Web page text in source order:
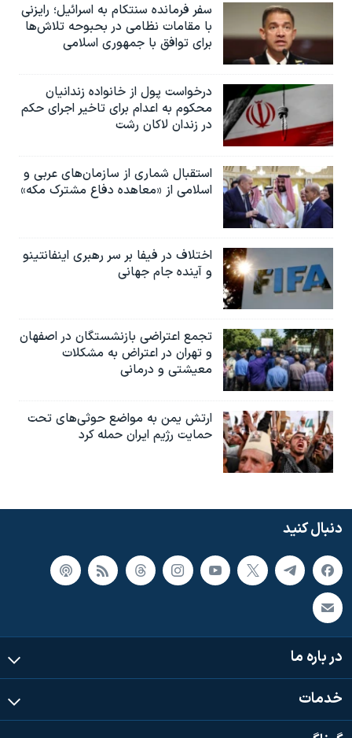
سفر فرمانده سنتکام به اسرائیل؛ رایزنی
با مقامات نظامی در بحبوحه تلاش‌ها
برای توافق با جمهوری اسلامی
درخواست پول از خانواده زندانیان
محکوم به‌ اعدام برای تاخیر اجرای حکم
در زندان لاکان رشت
استقبال شماری از سازمان‌های عربی و
اسلامی از «معاهده دفاع مشترک مکه»
اختلاف در فیفا بر سر رهبری اینفانتینو
و آینده جام جهانی
تجمع اعتراضی بازنشستگان در اصفهان
و تهران در اعتراض به مشکلات
معیشتی و درمانی
ارتش یمن به مواضع حوثی‌های تحت
حمایت رژیم ایران حمله کرد
دنبال کنید
در باره ما
خدمات